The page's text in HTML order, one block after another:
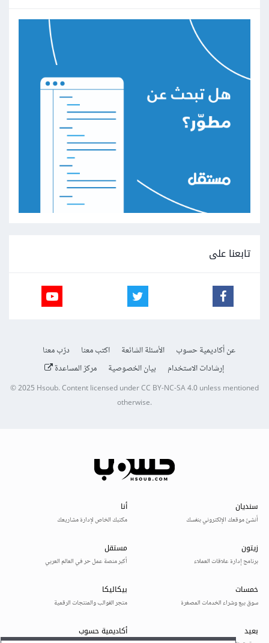
تابعنا على
عن أكاديمية حسوب الأسئلة الشائعة اكتب معنا
درّب معنا
إرشادات الاستخدام
بيان الخصوصية مركز المساعدة
© 2025Hsoub.Content licensed underCC BY-NC-SA 4.0unless mentioned
otherwise.